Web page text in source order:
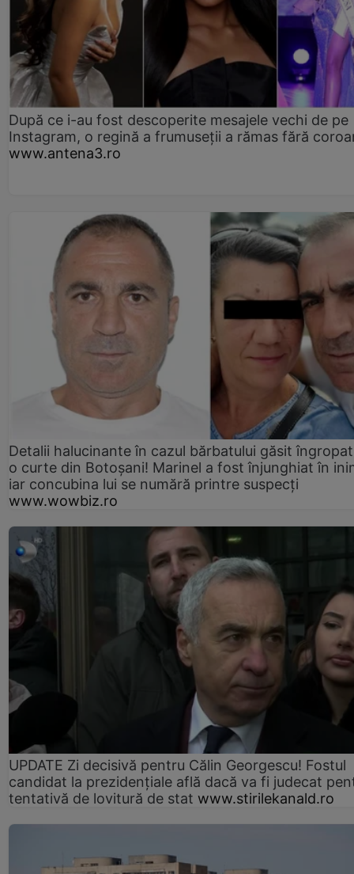
După ce i-au fost descoperite mesajele vechi de pe
Instagram, o regină a frumuseții a rămas fără
www.antena3.ro
Detalii halucinante în cazul bărbatului găsit
o curte din Botoșani! Marinel a fost înjunghiat în
iar concubina lui se numără printre suspecți
www.wowbiz.ro
UPDATE Zi decisivă pentru Călin Georgescu! Fostul
candidat la prezidențiale află dacă va fi judecat
tentativă de lovitură de stat www.stirilekanald.ro